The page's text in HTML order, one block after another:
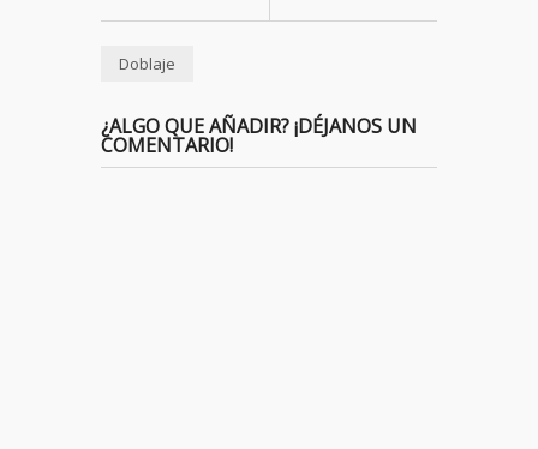
Doblaje
¿ALGO QUE AÑADIR? ¡DÉJANOS UN
COMENTARIO!